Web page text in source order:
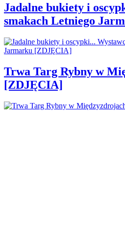
Jadalne bukiety i
smakach Letniego
Trwa Targ Rybny w
[ZDJĘCIA]